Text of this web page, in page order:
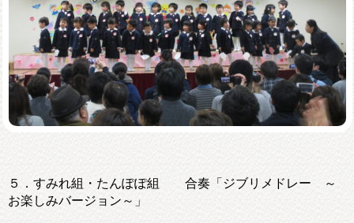
５．すみれ組・たんぽぽ組 合奏「ジブリメドレー ～
お楽しみバージョン～」